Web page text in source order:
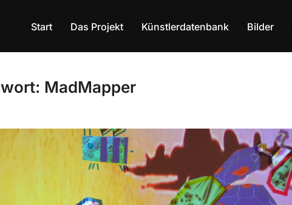
Start Das Projekt Künstlerdatenbank Bilder
MadMapper